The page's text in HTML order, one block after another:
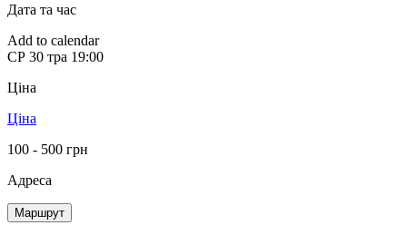
Дата та час
Add to calendar
СР 30 тра 19:00
Ціна
Ціна
100 - 500 грн
Адреса
Маршрут